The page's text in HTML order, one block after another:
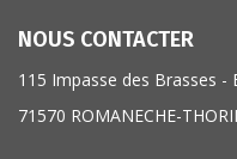
NOUS CONTACTER
115 Impasse des Brasses -
71570 ROMANECHE-